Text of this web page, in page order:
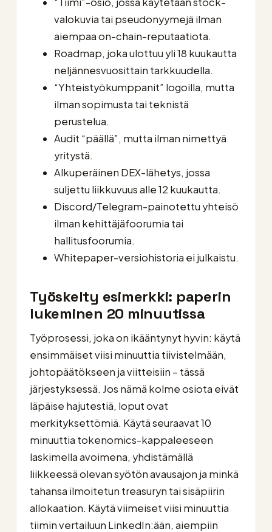
valokuvia tai pseudonyymejä ilman
aiempaa on-chain-reputaatiota.
Roadmap, joka ulottuu yli 18 kuukautta
neljännesvuosittain tarkkuudella.
“Yhteistyökumppanit” logoilla, mutta
ilman sopimusta tai teknistä
perustelua.
Audit “päällä”, mutta ilman nimettyä
yritystä.
Alkuperäinen DEX-lähetys, jossa
suljettu liikkuvuus alle 12 kuukautta.
Discord/Telegram-painotettu yhteisö
ilman kehittäjäfoorumia tai
hallitusfoorumia.
Whitepaper-versiohistoria ei julkaistu.
Työskelty esimerkki: paperin
lukeminen 20 minuutissa
Työprosessi, joka on ikääntynyt hyvin: käytä
ensimmäiset viisi minuuttia tiivistelmään,
johtopäätökseen ja viitteisiin – tässä
järjestyksessä. Jos nämä kolme osiota eivät
läpäise hajutestiä, loput ovat
merkityksettömiä. Käytä seuraavat 10
minuuttia tokenomics-kappaleeseen
laskimella avoimena, yhdistämällä
liikkeessä olevan syötön avausajon ja minkä
tahansa ilmoitetun treasuryn tai sisäpiirin
allokaation. Käytä viimeiset viisi minuuttia
tiimin vertailuun LinkedIn:ään, aiempiin